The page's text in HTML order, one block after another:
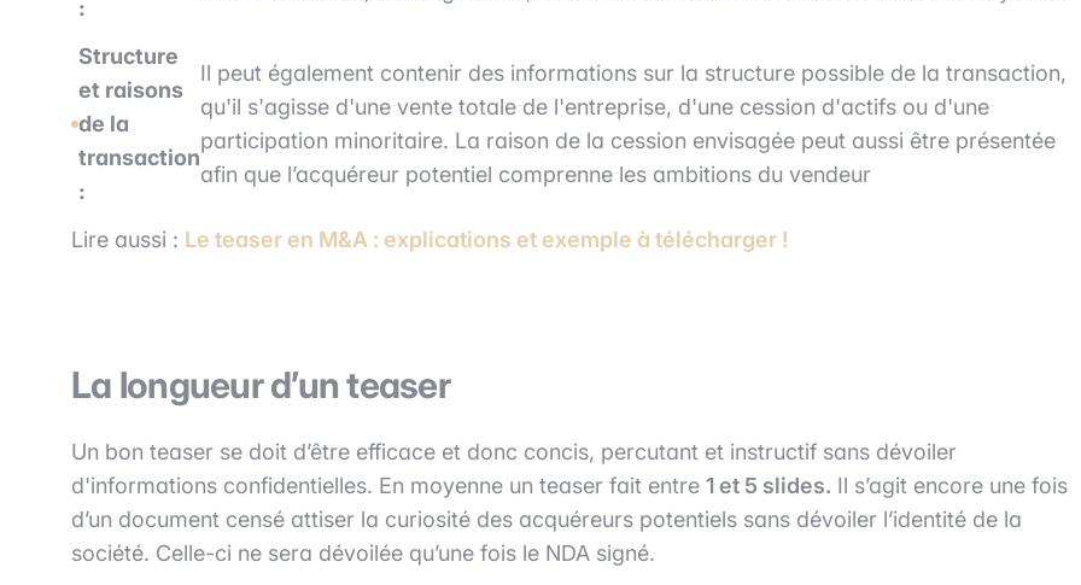
:
Structure
et raisons
de la
transaction
:
Il peut également contenir des informations sur la structure possible de la transaction,
qu'il s'agisse d'une vente totale de l'entreprise, d'une cession d'actifs ou d'une
participation minoritaire. La raison de la cession envisagée peut aussi être présentée
afin que l’acquéreur potentiel comprenne les ambitions du vendeur
Lire aussi : Le teaser en M&A : explications et exemple à télécharger !
La longueur d’un teaser
Un bon teaser se doit d’être efficace et donc concis, percutant et instructif sans dévoiler
d'informations confidentielles. En moyenne un teaser fait entre 1 et 5 slides. Il s’agit encore une fois
d’un document censé attiser la curiosité des acquéreurs potentiels sans dévoiler l’identité de la
société. Celle-ci ne sera dévoilée qu’une fois le NDA signé.